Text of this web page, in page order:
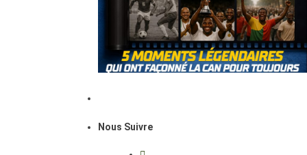
Nous Suivre